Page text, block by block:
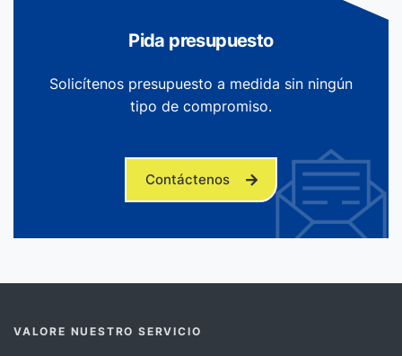
Pida presupuesto
Solicítenos presupuesto a medida sin ningún
tipo de compromiso.
Contáctenos
VALORE NUESTRO SERVICIO